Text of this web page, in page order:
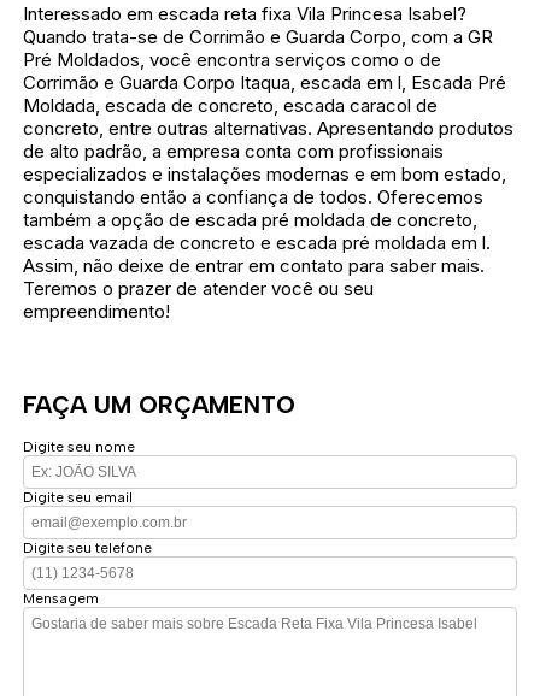
Interessado em escada reta fixa Vila Princesa Isabel?
Quando trata-se de Corrimão e Guarda Corpo, com a GR
Pré Moldados, você encontra serviços como o de
Corrimão e Guarda Corpo Itaqua, escada em l, Escada Pré
Moldada, escada de concreto, escada caracol de
concreto, entre outras alternativas. Apresentando produtos
de alto padrão, a empresa conta com profissionais
especializados e instalações modernas e em bom estado,
conquistando então a confiança de todos. Oferecemos
também a opção de escada pré moldada de concreto,
escada vazada de concreto e escada pré moldada em l.
Assim, não deixe de entrar em contato para saber mais.
Teremos o prazer de atender você ou seu
empreendimento!
FAÇA UM ORÇAMENTO
Digite seu nome
Digite seu email
Digite seu telefone
Mensagem